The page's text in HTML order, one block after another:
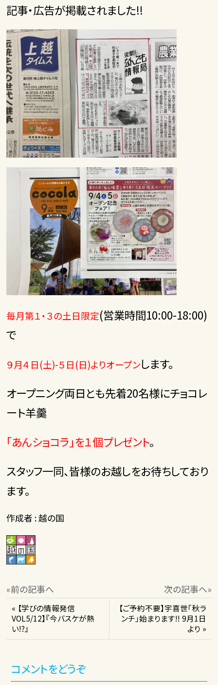
記事・広告が掲載されました!!
毎月第１・３の土日限定(営業時間10:00-18:00)
で
９月４日(土)-５日(日)よりオープンします。
オープニング両日とも先着20名様にチョコレ
ート羊羹
「あんショコラ」を１個プレゼント。
スタッフ一同、皆様のお越しをお待ちしており
ます。
作成者 : 越の国
«前の記事へ 次の記事へ»
« 【学びの情報発信
VOL5/12】『今バスケが熱
い!?』
【ご予約不要】宇喜世「秋ラ
ンチ」始まります!! 9月1日
より »
コメントをどうぞ